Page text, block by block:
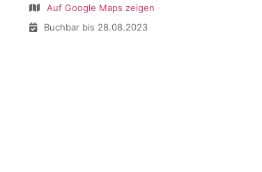
Auf Google Maps zeigen
Buchbar bis 28.08.2023